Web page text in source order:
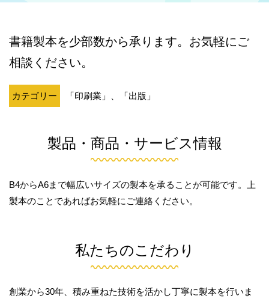
書籍製本を少部数から承ります。お気軽にご
相談ください。
カテゴリー 「印刷業」、「出版」
製品・商品・サービス情報
B4からA6まで幅広いサイズの製本を承ることが可能です。上
製本のことであればお気軽にご連絡ください。
私たちのこだわり
創業から30年、積み重ねた技術を活かし丁寧に製本を行いま